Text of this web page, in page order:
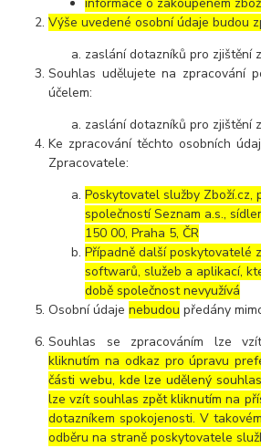
informace o zakoupeném
Výše uvedené osobní údaje budou
zaslání dotazníků pro zjištění
Souhlas udělujete na zpracování
účelem:
zaslání dotazníků pro zjištění
Ke zpracování těchto osobních
Zpracovatele:
Poskytovatel služby Zboží.cz,
společností Seznam a.s.,
150 00, Praha 5, ČR
Případně další poskytovatelé
softwarů, služeb a aplikací,
době společnost nevyužívá
Osobní údajenebudou předány
Souhlas se zpracováním lze
kliknutím na odkaz pro úpravu
části webu, kde lze udělený
lze vzít souhlas zpět kliknutím na
dotazníkem spokojenosti. V
odběru na straně poskytovatele